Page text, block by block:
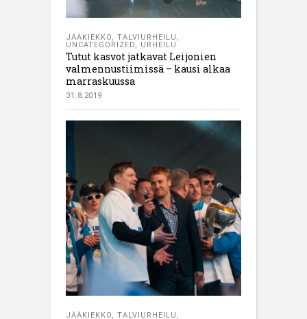
JÄÄKIEKKO, TALVIURHEILU ,
UNCATEGORIZED, URHEILU
Tutut kasvot jatkavat Leijonien
valmennustiimissä – kausi alkaa
marraskuussa
31.8.2019
JÄÄKIEKKO, TALVIURHEILU ,